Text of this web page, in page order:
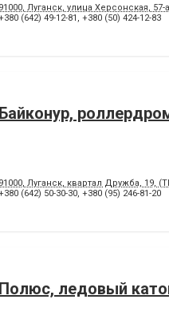
91000, Луганск, улица Херсонская, 57-а
(642) 49-12-81 , +380 (50) 424-12-83
Байконур,
91000, Луганск, квартал Дружба, 19,
(642) 50-30-30, +380 (95) 246-81-20
Полюс, ледовый